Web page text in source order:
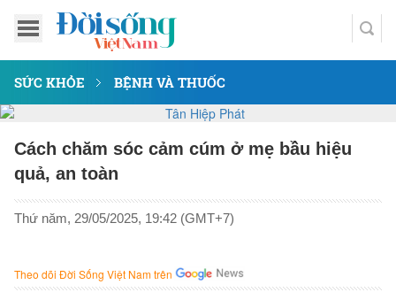
SỨC KHỎE BỆNH VÀ THUỐC
Cách chăm sóc cảm cúm ở mẹ bầu hiệu
quả, an toàn
Thứ năm, 29/05/2025, 19:42 (GMT+7)
Theo dõi Đời Sống Việt Nam trên